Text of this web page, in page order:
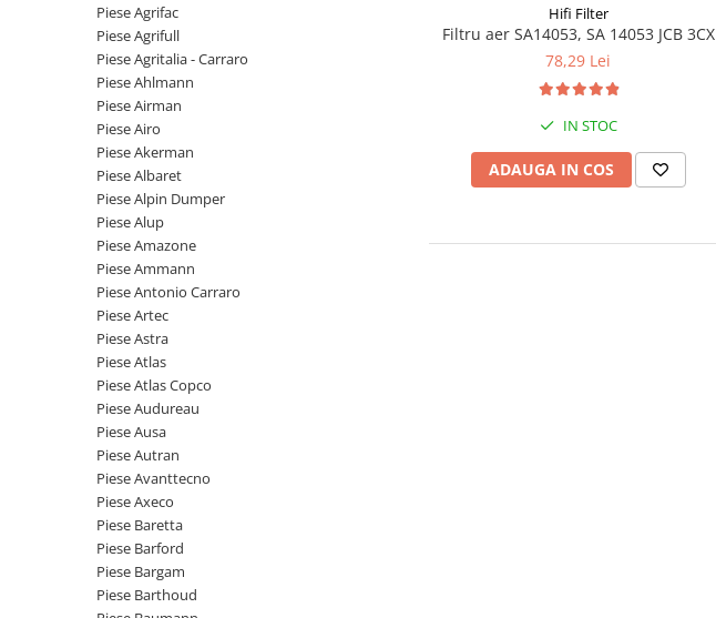
Roti teren accidentat
Roti non-marking
Piulite roata
Butuc roata
Roata transpaleta
Piese motor
Alternatoare
Electromotoare
Pompa combustibil
Pompa de apa
Radiator racire ulei hidraulic
Radiator apa
Bobina de pornire
Bobina de oprire
Bobina de acceleratie
Curea alternator - transmisie
Curea distributie
Esapament
Piese Case IH
Piese Dana Spicer
Piese Skyjack
Piese Bobcat
Piese Hyster
Piese Parker
Piese Hyundai
Piese Terex
Piese Lombardini
Piese Linde
Piese Multitel
Piese Massey Ferguson
Piese Steyr
Piese Landini
Piese New Holland
Piese Agrifac
Piese Agrifull
Piese Agritalia - Carraro
Piese Ahlmann
Piese Airman
Piese Airo
Piese Akerman
Piese Albaret
Piese Alpin Dumper
Piese Alup
Piese Amazone
Piese Ammann
Piese Antonio Carraro
Piese Artec
Piese Astra
Piese Atlas
Piese Atlas Copco
Piese Audureau
Piese Ausa
Piese Autran
Piese Avanttecno
Piese Axeco
Piese Baretta
Piese Barford
Piese Bargam
Piese Barthoud
Hifi Filter
Filtru aer SA14053, SA 14053 JCB 3CX
78,29 Lei
IN STOC
ADAUGA IN COS